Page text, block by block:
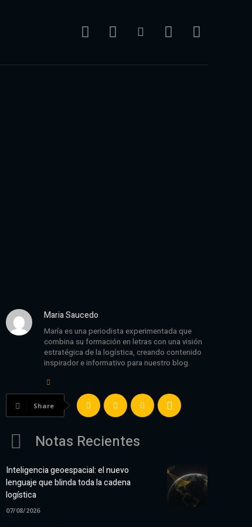
Maria Saucedo
María es una periodista experimentada que
combina su formación en letras con una visión
estratégica de la logística, creando contenido
inspirador e informativo para nuestro blog.
Share
Notas Recientes
Inteligencia geoespacial: el nuevo
lenguaje que blinda toda la cadena
logística
07/08/2026